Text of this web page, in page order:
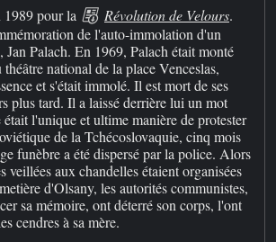
1989 pour la
Révolution de Velours.
de l'auto-immolation d'un
Jan Palach. En 1969, Palach était monté
théâtre national de la place Venceslas,
et s'était immolé. Il est mort de ses
plus tard. Il a laissé derrière lui un mot
était l'unique et ultime manière de protester
de la Tchécoslovaquie, cinq mois
funèbre a été dispersé par la police. Alors
veillées aux chandelles étaient organisées
d'Olsany, les autorités communistes,
sa mémoire, ont déterré son corps, l'ont
cendres à sa mère.